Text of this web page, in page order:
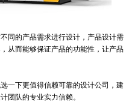
的产品需求进行设计，产品设计需
从而能够保证产品的功能性，让产品
下更值得信赖可靠的设计公司，建
团队的专业实力信赖。